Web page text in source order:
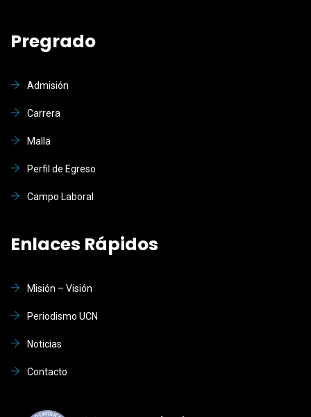
Pregrado
Admisión
Carrera
Malla
Perfil de Egreso
Campo Laboral
Enlaces Rápidos
Misión – Visión
Periodismo UCN
Noticias
Contacto